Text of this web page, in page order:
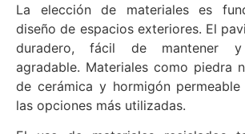
La elección de materiales es
diseño de espacios exteriores. El
duradero, fácil de mantener y
agradable. Materiales como piedra
de cerámica y hormigón
las opciones más utilizadas.